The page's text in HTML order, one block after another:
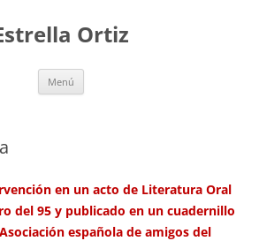
Ortiz
Menú
en un acto de Literatura Oral
del 95 y publicado en un cuadernillo
española de amigos del